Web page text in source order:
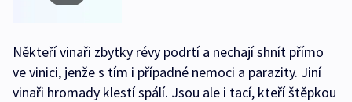
Někteří vinaři zbytky révy podrtí a nechají shnít přímo
ve vinici, jenže s tím i případné nemoci a parazity. Jiní
vinaři hromady klestí spálí. Jsou ale i tací, kteří štěpkou